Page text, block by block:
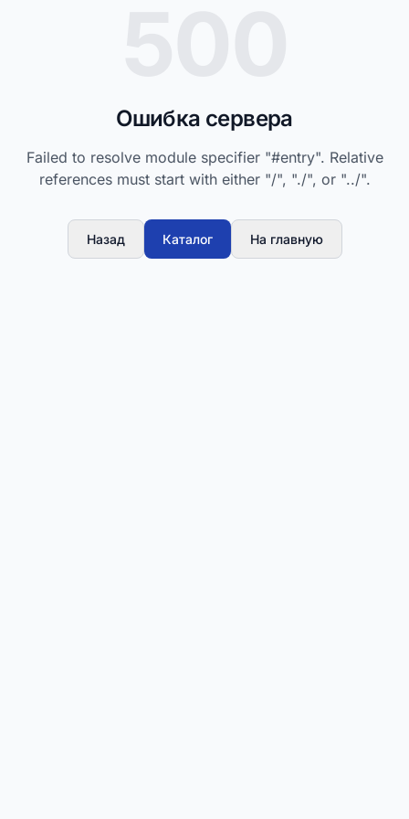
Ошибка сервера
Failed to resolve module specifier "#entry". Relative
references must start with either "/", "./", or "../".
Назад Каталог На главную